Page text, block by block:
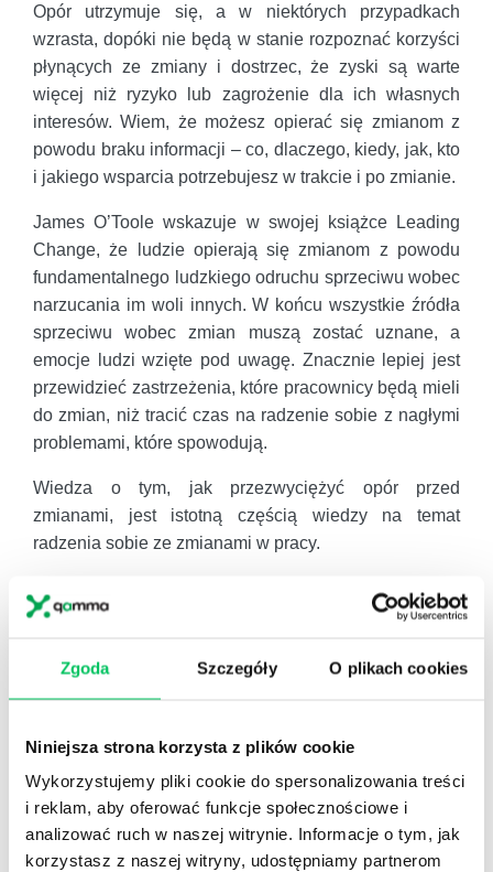
Zgoda Szczegóły O plikach cookies
Niniejsza strona korzysta z plików cookie
Wykorzystujemy pliki cookie do spersonalizowania treści
i reklam, aby oferować funkcje społecznościowe i
analizować ruch w naszej witrynie. Informacje o tym, jak
korzystasz z naszej witryny, udostępniamy partnerom
Opór utrzymuje się, a w niektórych przypadkach
wzrasta, dopóki nie będą w stanie rozpoznać korzyści
płynących ze zmiany i dostrzec, że zyski są warte
więcej niż ryzyko lub zagrożenie dla ich własnych
interesów. Wiem, że możesz opierać się zmianom z
powodu braku informacji – co, dlaczego, kiedy, jak, kto
i jakiego wsparcia potrzebujesz w trakcie i po zmianie.
James O’Toole wskazuje w swojej książce Leading
Change, że ludzie opierają się zmianom z powodu
fundamentalnego ludzkiego odruchu sprzeciwu wobec
narzucania im woli innych. W końcu wszystkie źródła
sprzeciwu wobec zmian muszą zostać uznane, a
emocje ludzi wzięte pod uwagę. Znacznie lepiej jest
przewidzieć zastrzeżenia, które pracownicy będą mieli
do zmian, niż tracić czas na radzenie sobie z nagłymi
problemami, które spowodują.
Wiedza o tym, jak przezwyciężyć opór przed
zmianami, jest istotną częścią wiedzy na temat
radzenia sobie ze zmianami w pracy.
Twój sprzeciw wobec zmian organizacyjnych jest
zazwyczaj racjonalny. Opierasz się zmianom z
pozytywne nastawienie poparte odpowiednimi
działaniami pomoże ci poradzić sobie ze zmianami w
W praktyce istnieje 12
najczęstszych powodów,
przez które możesz opierać
się zmianom w pracy: